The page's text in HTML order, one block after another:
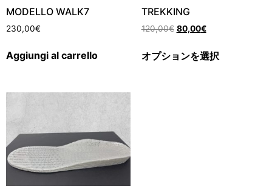
MODELLO WALK7
230,00€
Aggiungi al carrello
TREKKING
120,00€ 80,00€
オプションを選択